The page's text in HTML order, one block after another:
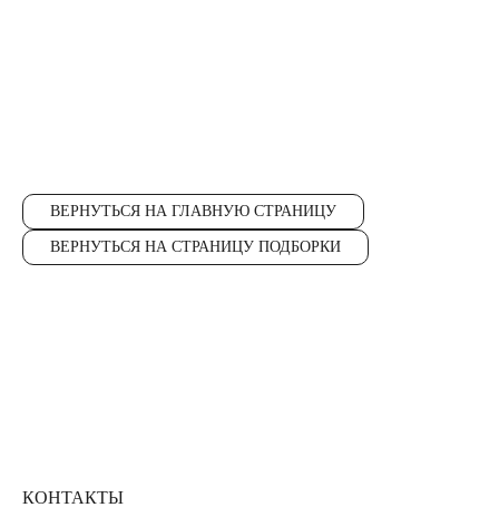
ВЕРНУТЬСЯ НА ГЛАВНУЮ СТРАНИЦУ
ВЕРНУТЬСЯ НА СТРАНИЦУ ПОДБОРКИ
КОНТАКТЫ